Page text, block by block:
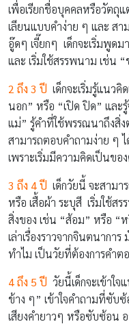
เพื่อเรียกชื่อบุคคลหรือวัตถุ
เลียนแบบคำง่าย ๆ และ สา
อู๊ดๆ เจี๊ยกๆ เด็กจะเริ่มพูดม
และ เริ่มใช้สรรพนาม เช่น
2 ถึง 3 ปี เด็กจะเริ่มรู้แนว
นอก” หรือ “เปิด ปิด” และ
แม่” รู้คำที่ใช้พรรณนาถึงสิ่
สามารถตอบคำถามง่าย ๆ ไ
เพราะเริ่มมีความคิดเป็นของ
3 ถึง 4 ปี เด็กวัยนี้ จะสาม
หรือ เสื้อผ้า ระบุสี เริ่มใช้ส
สิ่งของ เช่น “ส้อม” หรือ “
เล่าเรื่องราวจากจินตนากา
ทำไม เป็นวัยที่ต้องการคำ
4 ถึง 5 ปี วัยนี้เด็กจะเข้าใ
ข้าง ๆ” เข้าใจคำถามที่ซับ
เสียงคำยาวๆ หรือซับซ้อน